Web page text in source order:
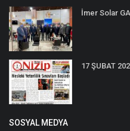
İmer Solar
17 ŞUBAT
SOSYAL MEDYA